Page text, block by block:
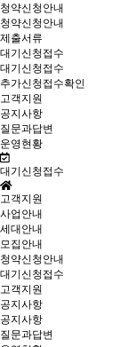
청약신청안내
청약신청안내
제출서류
대기신청접수
대기신청접수
추가신청접수확인
고객지원
공지사항
질문과답변
운영현황
대기신청접수
고객지원
사업안내
세대안내
모집안내
청약신청안내
대기신청접수
고객지원
공지사항
공지사항
질문과답변